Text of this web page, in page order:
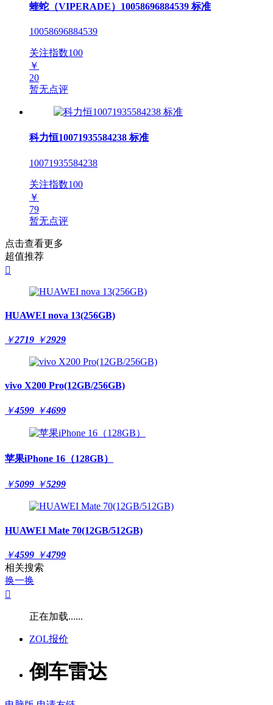
蝰蛇（VIPERADE）10058696884539 标准
10058696884539
关注指数100
￥
20
暂无点评
科力恒10071935584238 标准
10071935584238
关注指数100
￥
79
暂无点评
点击查看更多
超值推荐

HUAWEI nova 13(256GB)
￥2719 ￥2929
vivo X200 Pro(12GB/256GB)
￥4599 ￥4699
苹果iPhone 16（128GB）
￥5099 ￥5299
HUAWEI Mate 70(12GB/512GB)
￥4599 ￥4799
相关搜索
换一换

正在加载......
ZOL报价
倒车雷达